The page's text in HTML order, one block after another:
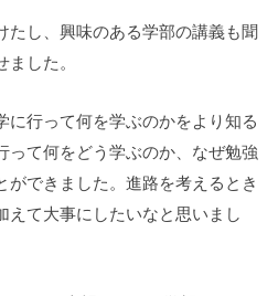
たし、興味のある学部の講義も聞
した。
に行って何を学ぶのかをより知る
って何をどう学ぶのか、なぜ勉強
ができました。進路を考えるとき
えて大事にしたいなと思いまし